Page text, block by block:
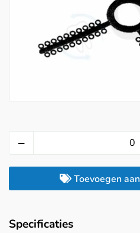
Toevoegen
Specificaties